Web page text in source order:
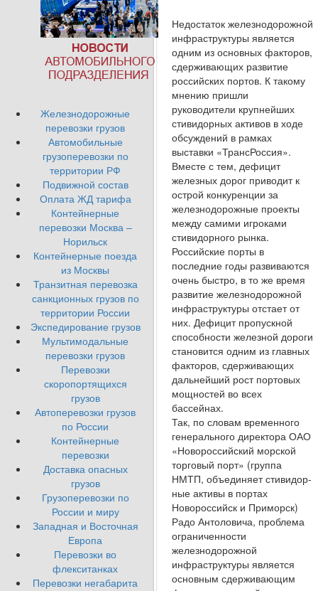
Железнодорожные
перевозки грузов
Автомобильные
грузоперевозки по
территории РФ
Подвижной состав
Оплата ЖД тарифа
Контейнерные
перевозки Москва –
Норильск
Контейнерные поезда
из Москвы
Транзитная перевозка
санкционных грузов по
территории России
Экспедирование грузов
Мультимодальные
перевозки грузов
Перевозки
скоропортящихся
грузов
Автоперевозки грузов
по России
Контейнерные
перевозки
Доставка опасных
грузов
Грузоперевозки по
России и миру
Западная и Восточная
Европа
Перевозки во
флекситанках
Перевозки негабарита
Недостаток железнодорожной
инфраструктуры является
одним из основных факторов,
сдерживающих развитие
российских портов. К такому
мнению пришли
руководители крупнейших
сти­видорных активов в ходе
обсуждений в рамках
выставки «ТрансРоссия».
Вместе с тем, дефицит
железных дорог приводит к
острой конкуренции за
железнодорожные проекты
между самими игроками
стивидорного рынка.
Российские порты в
последние годы разви­ваются
очень быстро, в то же время
развитие железнодорожной
инфраструктуры отстает от
них. Дефицит пропускной
способности железной дороги
становится одним из главных
факторов, сдерживающих
дальнейший рост портовых
мощностей во всех
бассейнах.
Так, по словам временного
генерального ди­ректора ОАО
«Новороссийский морской
торго­вый порт» (группа
НМТП, объединяет стивидор­
ные активы в портах
Новороссийск и Приморск)
Радо Антоловича, проблема
ограниченности
железнодорожной
инфраструктуры является
основным сдерживающим